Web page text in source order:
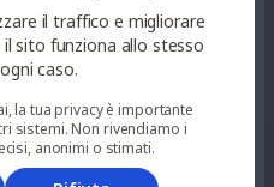
pioggia
nuvoloso
il traffico e migliorare
sito funziona allo stesso
caso.
la tua privacy è importante
sistemi. Non rivendiamo i
anonimi o stimati.